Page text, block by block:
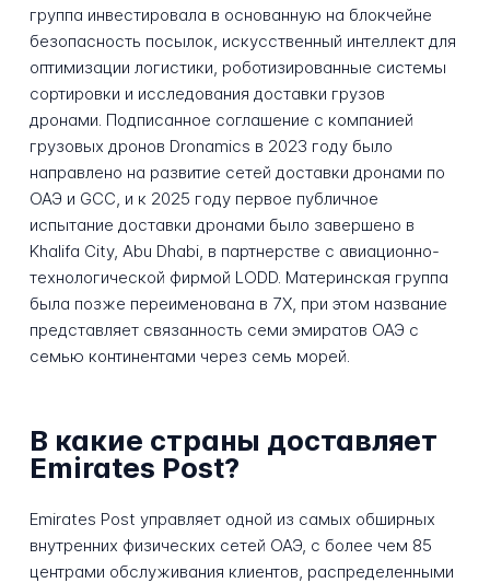
группа инвестировала в основанную на блокчейне
безопасность посылок, искусственный интеллект для
оптимизации логистики, роботизированные системы
сортировки и исследования доставки грузов
дронами. Подписанное соглашение с компанией
грузовых дронов Dronamics в 2023 году было
направлено на развитие сетей доставки дронами по
ОАЭ и GCC, и к 2025 году первое публичное
испытание доставки дронами было завершено в
Khalifa City, Abu Dhabi, в партнерстве с авиационно-
технологической фирмой LODD. Материнская группа
была позже переименована в 7X, при этом название
представляет связанность семи эмиратов ОАЭ с
семью континентами через семь морей.
В какие страны доставляет
Emirates Post?
Emirates Post управляет одной из самых обширных
внутренних физических сетей ОАЭ, с более чем 85
центрами обслуживания клиентов, распределенными